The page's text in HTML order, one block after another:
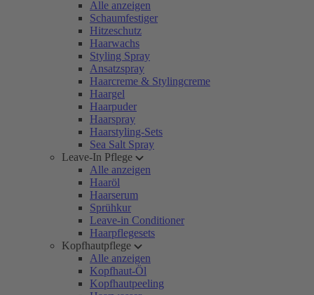
Alle anzeigen
Schaumfestiger
Hitzeschutz
Haarwachs
Styling Spray
Ansatzspray
Haarcreme & Stylingcreme
Haargel
Haarpuder
Haarspray
Haarstyling-Sets
Sea Salt Spray
Leave-In Pflege
Alle anzeigen
Haaröl
Haarserum
Sprühkur
Leave-in Conditioner
Haarpflegesets
Kopfhautpflege
Alle anzeigen
Kopfhaut-Öl
Kopfhautpeeling